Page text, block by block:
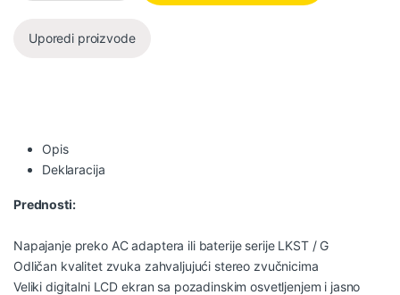
Uporedi proizvode
Opis
Deklaracija
Prednosti:
Napajanje preko AC adaptera ili baterije serije LKST / G
Odličan kvalitet zvuka zahvaljujući stereo zvučnicima
Veliki digitalni LCD ekran sa pozadinskim osvetljenjem i jasno